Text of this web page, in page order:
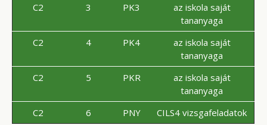
C2
3 PK3
az iskola saját
tananyaga
C2
4 PK4
az iskola saját
tananyaga
C2
5 PKR
az iskola saját
tananyaga
C2
6 PNY CILS4 vizsgafeladatok